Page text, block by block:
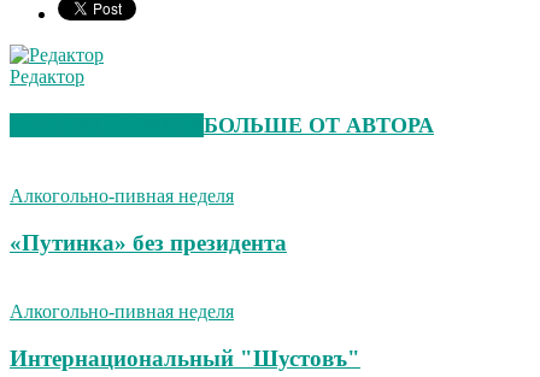
Редактор
БОЛЬШЕ ОТ АВТОРА
Алкогольно-пивная неделя
«Путинка» без президента
Алкогольно-пивная неделя
Интернациональный "Шустовъ"